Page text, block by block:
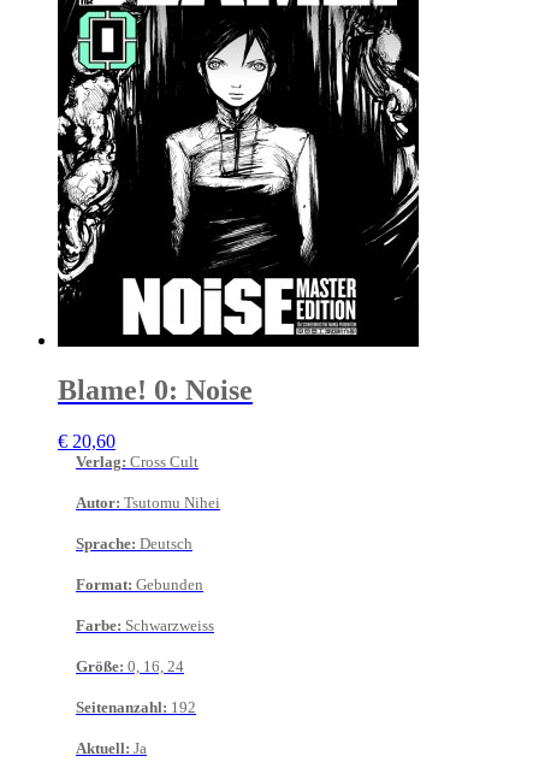
Blame! 0: Noise
€ 20,60
Verlag: Cross Cult
Autor: Tsutomu Nihei
Sprache: Deutsch
Format: Gebunden
Farbe: Schwarzweiss
Größe: 0, 16, 24
Seitenanzahl: 192
Aktuell: Ja